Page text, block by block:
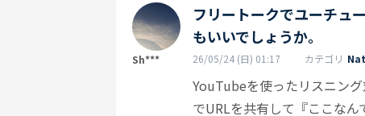
Sh***
フリートークでユーチュ
もいいでしょうか。
26/05/24 (日) 01:17 カテゴリ
YouTubeを使ったリスニン
でURLを共有して『ここな